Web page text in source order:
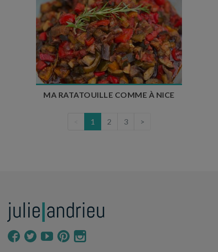
Temps de préparation : 35 min
Temps de cuisson : 1h50
Nombre de couverts : 8
MA RATATOUILLE COMME À NICE
1 2 3 >